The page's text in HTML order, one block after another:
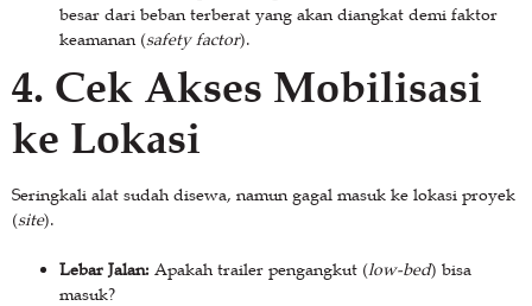
besar dari beban terberat yang akan diangkat demi faktor
keamanan (safety factor).
4. Cek Akses Mobilisasi
ke Lokasi
Seringkali alat sudah disewa, namun gagal masuk ke lokasi proyek
(site).
Lebar Jalan: Apakah trailer pengangkut (low-bed) bisa
masuk?